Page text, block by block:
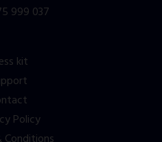
999 037
kit
Policy